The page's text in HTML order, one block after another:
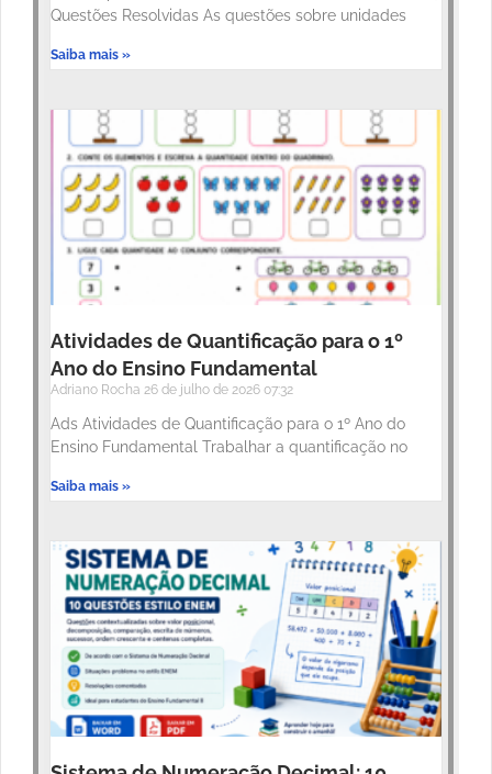
Questões Resolvidas As questões sobre unidades
Saiba mais »
Atividades de Quantificação para o 1º
Ano do Ensino Fundamental
Adriano Rocha 26 de julho de 2026 07:32
Ads Atividades de Quantificação para o 1º Ano do
Ensino Fundamental Trabalhar a quantificação no
Saiba mais »